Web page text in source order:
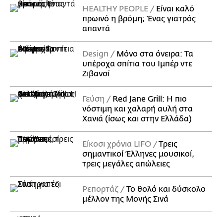
HEALTHY PEOPLE
Είναι καλό
πρωινό η βρόμη; Ένας γιατρός
απαντά
Design
Μόνο στα όνειρα: Τα
υπέροχα σπίτια του Ιμπέρ ντε
Ζιβανσί
Γεύση
Red Jane Grill: Η πιο
νόστιμη και χαλαρή αυλή στα
Χανιά (ίσως και στην Ελλάδα)
Είκοσι χρόνια LIFO
Tρεις
σημαντικοί Έλληνες μουσικοί,
τρεις μεγάλες απώλειες
Ρεπορτάζ
Το θολό και δύσκολο
μέλλον της Μονής Σινά